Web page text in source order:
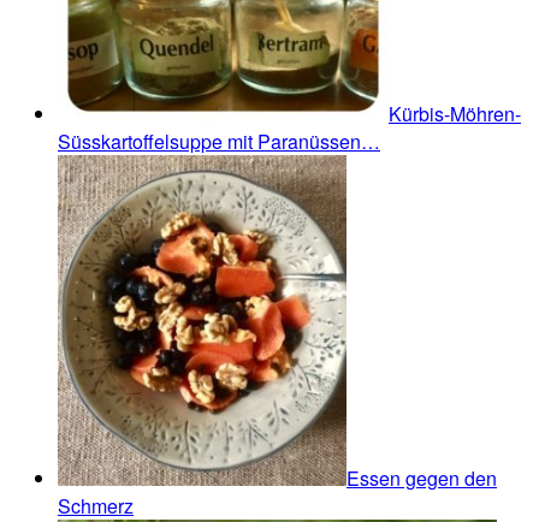
Kürbis-Möhren-
Süsskartoffelsuppe mit Paranüssen…
Essen gegen den
Schmerz